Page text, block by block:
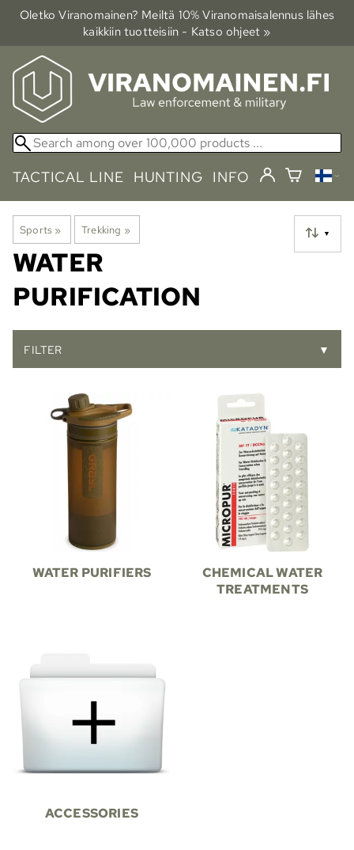
Oletko Viranomainen? Meiltä 10% Viranomais­alennus lähes
kaikkiin tuotteisiin - Katso ohjeet »
TACTICAL LINE HUNTING INFO
Sports ‪» Trekking ‪» ▼
WATER
PURIFICATION
FILTER ▼
WATER PURIFIERS
CHEMICAL WATER
TREATMENTS
ACCESSORIES